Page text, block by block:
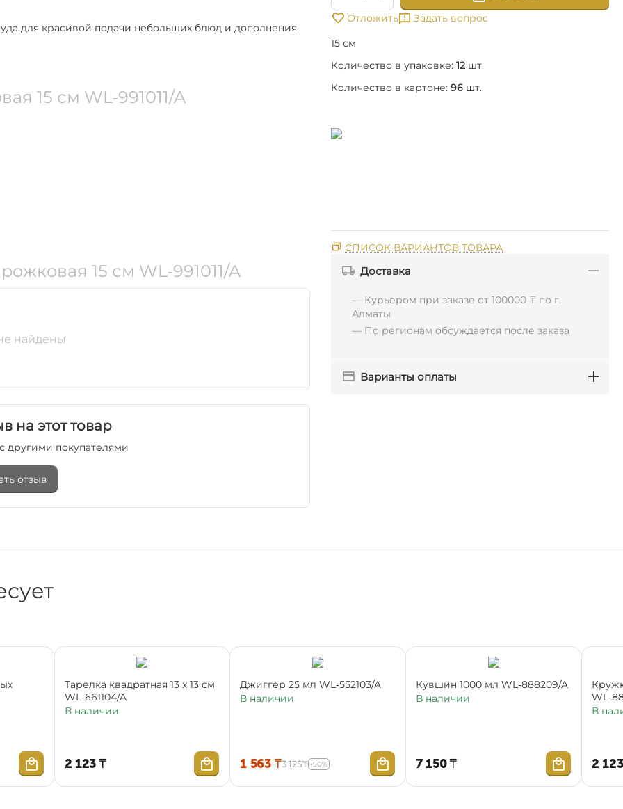
Отложить
Задать вопрос
15 см
Количество в упаковке: 12 шт.
Количество в картоне: 96 шт.
СПИСОК ВАРИАНТОВ ТОВАРА
Доставка
— Курьером при заказе от 100000 ₸ по г.
Алматы
— По регионам обсуждается после заказа
Варианты оплаты
для красивой подачи небольших блюд и дополнения
15 см WL‑991011/A
15 см WL‑991011/A
найдены
на этот товар
другими покупателями
отзыв
Тарелка квадратная 13 x 13 см
WL‑661104/A
В наличии
2 123₸
Джиггер 25 мл WL‑552103/A
В наличии
1 563 ₸3 125₸ -50%
Кувшин 1000 мл WL‑888209/A
В наличии
7 150₸
В
2 123